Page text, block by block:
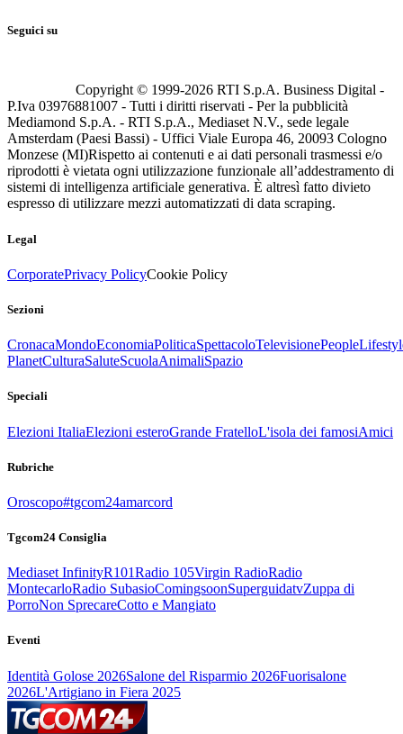
Seguici su
Copyright © 1999-2026 RTI S.p.A. Business Digital -
P.Iva 03976881007 - Tutti i diritti riservati - Per la pubblicità
Mediamond S.p.A. - RTI S.p.A., Mediaset N.V., sede legale
Amsterdam (Paesi Bassi) - Uffici Viale Europa 46, 20093 Cologno
Monzese (MI)Rispetto ai contenuti e ai dati personali trasmessi e/o
riprodotti è vietata ogni utilizzazione funzionale all’addestramento di
sistemi di intelligenza artificiale generativa. È altresì fatto divieto
espresso di utilizzare mezzi automatizzati di data scraping.
Legal
CorporatePrivacy PolicyCookie Policy
Sezioni
CronacaMondoEconomiaPoliticaSpettacoloTelevisionePeople
PlanetCulturaSaluteScuolaAnimaliSpazio
Speciali
Elezioni ItaliaElezioni esteroGrande FratelloL'isola dei famosiAmici
Rubriche
Oroscopo#tgcom24amarcord
Tgcom24 Consiglia
Mediaset InfinityR101Radio 105Virgin RadioRadio
MontecarloRadio SubasioComingsoonSuperguidatvZuppa di
PorroNon SprecareCotto e Mangiato
Eventi
Identità Golose 2026Salone del Risparmio 2026Fuorisalone
2026L'Artigiano in Fiera 2025